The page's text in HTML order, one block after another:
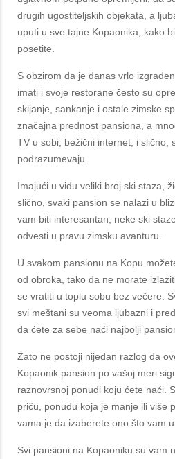
drugih ugostiteljskih objekata, a
uputi u sve tajne Kopaonika, kako
posetite.
S obzirom da je danas vrlo
imati i svoje restorane često su
skijanje, sankanje i ostale zimske
značajna prednost pansiona, a
TV u sobi, bežični internet, i slično,
podrazumevaju.
Imajući u vidu veliki broj ski staza,
slično, svaki pansion se nalazi u
vam biti interesantan, neke ski
odvesti u pravu zimsku avanturu.
U svakom pansionu na Kopu
od obroka, tako da ne morate
se vratiti u toplu sobu bez večere.
svi meštani su veoma ljubazni i
da ćete za sebe naći najbolji
Zato ne postoji nijedan razlog da
Kopaonik pansion po vašoj meri
raznovrsnoj ponudi koju ćete naći.
priču, ponudu koja je manje ili više
vama je da izaberete ono što vam
Svi pansioni na Kopaoniku su vam